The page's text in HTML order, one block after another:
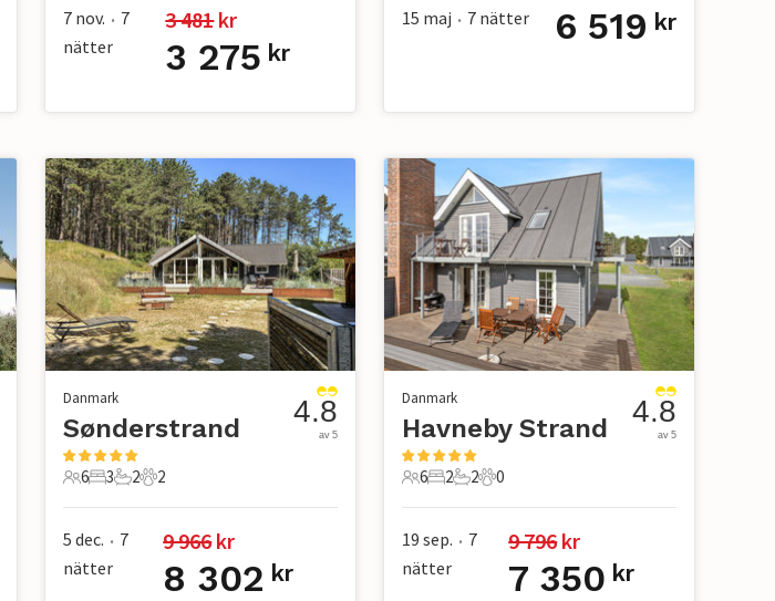
7 nov. • 7
nätter
3 481 kr
3 275 kr
15 maj • 7 nätter 6 519 kr
Danmark
Sønderstrand
6 Gäster
6
3 Sovrum
3
2 Badrum
2
2 Husdjur
2
4.8
av 5
5 dec. • 7
nätter
9 966 kr
8 302 kr
Danmark
Havneby Strand
6 Gäster
6
2 Sovrum
2
2 Badrum
2
0 Husdjur
0
4.8
av 5
19 sep. • 7
nätter
9 796 kr
7 350 kr